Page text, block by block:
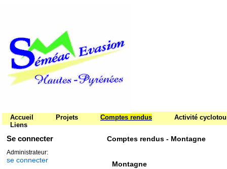
Accueil Projets Comptes rendus
Activité
Liens
Se connecter
Administrateur:
se connecter
Comptes rendus - Montagne
Montagne